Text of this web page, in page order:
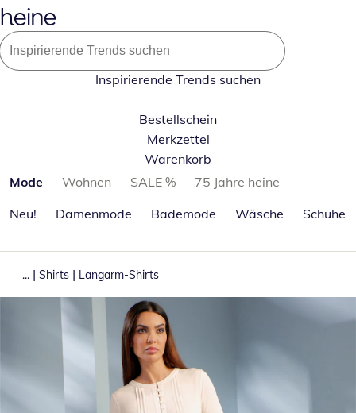
Inspirierende Trends suchen
Bestellschein
Merkzettel
Warenkorb
Produktkategorien überspringen
Mode Wohnen SALE %
75 Jahre heine
Neu!
Damenmode Bademode Wäsche Schuhe
... | Shirts | Langarm-Shirts